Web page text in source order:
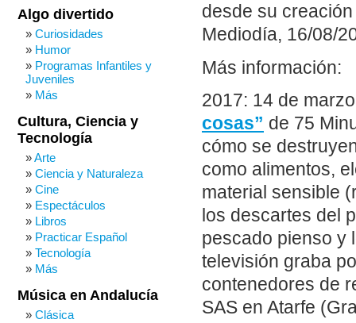
desde su
Mediodía, 16/08/
Más información:
2017: 14 de
cosas” de 75
cómo se
como alimentos,
material sensible
los descartes del
pescado pienso y
televisión graba
contenedores de
SAS en Atarfe
Algo divertido
Curiosidades
Humor
Programas Infantiles y
Juveniles
Más
Cultura, Ciencia y
Tecnología
Arte
Ciencia y Naturaleza
Cine
Espectáculos
Libros
Practicar Español
Tecnología
Más
Música en Andalucía
Clásica